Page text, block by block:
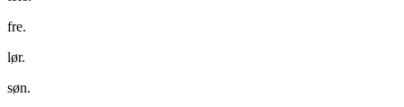
fre.
lør.
søn.